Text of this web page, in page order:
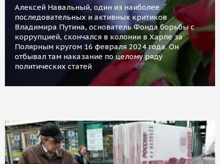
Алексей Навальный, один из наиболее
последовательных и активных критиков
Владимира Путина, основатель Фонда борьбы с
коррупцией, скончался в колонии в Харпе за
Полярным кругом 16 февраля 2024 года. Он
отбывал там наказание по целому ряду
политических статей